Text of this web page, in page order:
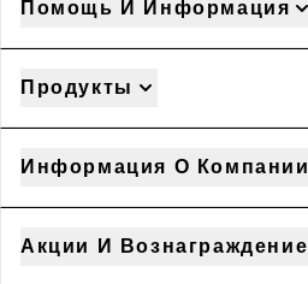
Помощь И Информация
Продукты
Информация О Компании
Акции И Вознаграждение